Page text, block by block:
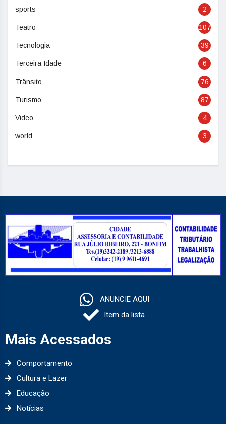
sports 2
Teatro 107
Tecnologia 39
Terceira Idade 6
Trânsito 76
Turismo 87
Video 4
world 3
ANUNCIE AQUI
Item da lista
Mais Acessados
Comportamento
Cultura e Lazer
Educação
Notícias